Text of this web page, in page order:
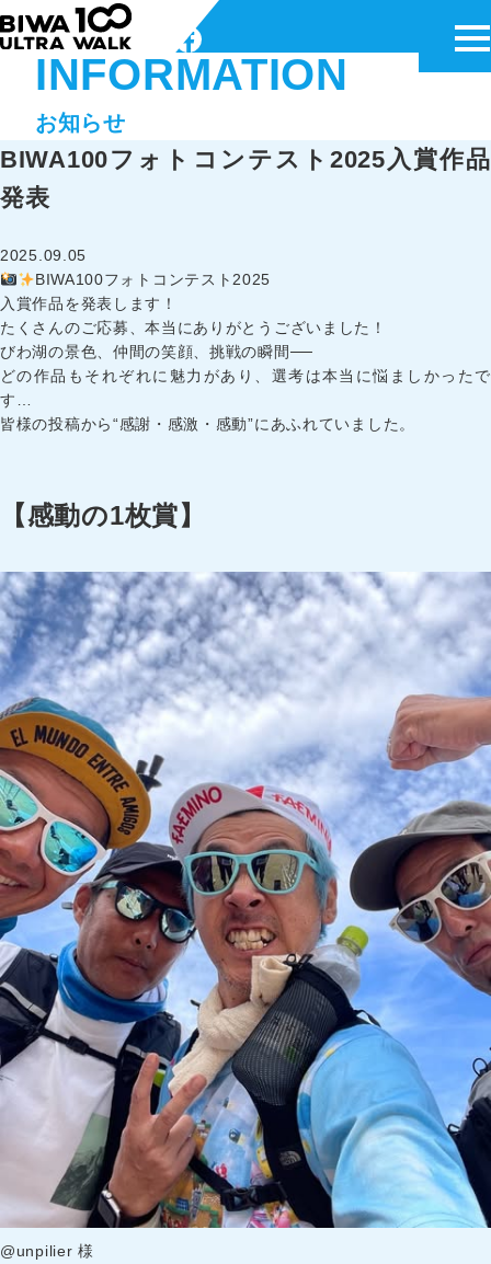
メ
新着情報
42km部門
ボランティア募集
エントリーはこちら
お知らせ
INFORMATION
BIWA100フォトコンテスト2025入賞作品
発表
2025.09.05
BIWA100フォトコンテスト2025
入賞作品を発表します！
たくさんのご応募、本当にありがとうございました！
びわ湖の景色、仲間の笑顔、挑戦の瞬間──
どの作品もそれぞれに魅力があり、選考は本当に悩ましかったで
す…
皆様の投稿から“感謝・感激・感動”にあふれていました。
【感動の1枚賞】
@unpilier 様